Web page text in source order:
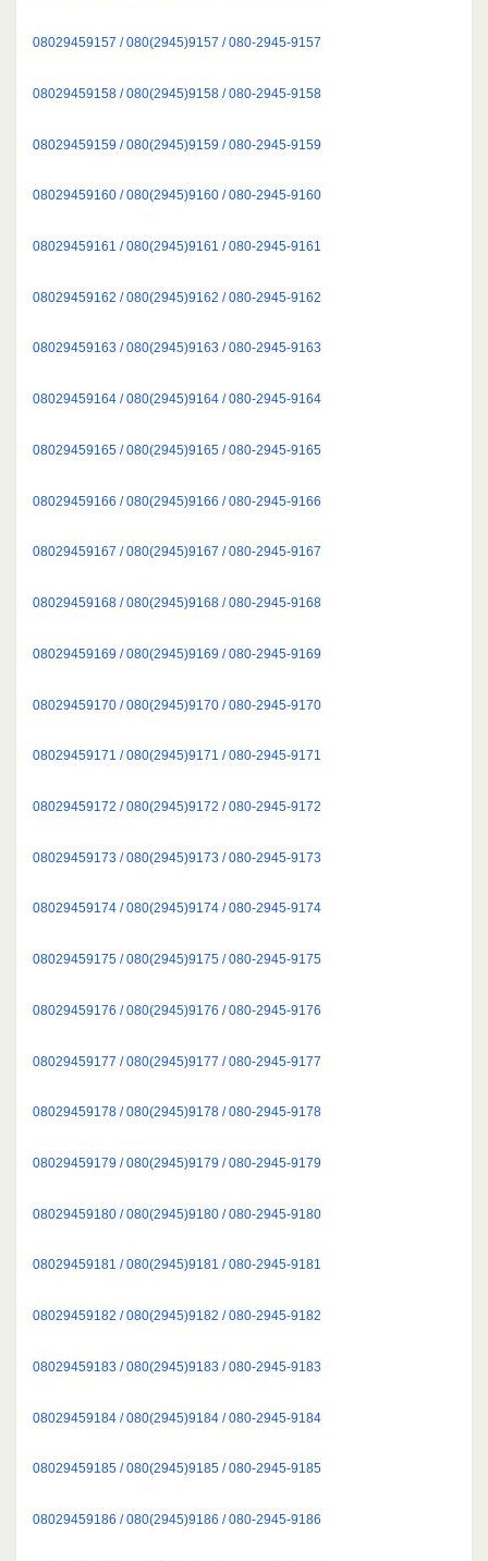
08029459157 / 080(2945)9157 / 080-2945-9157
08029459158 / 080(2945)9158 / 080-2945-9158
08029459159 / 080(2945)9159 / 080-2945-9159
08029459160 / 080(2945)9160 / 080-2945-9160
08029459161 / 080(2945)9161 / 080-2945-9161
08029459162 / 080(2945)9162 / 080-2945-9162
08029459163 / 080(2945)9163 / 080-2945-9163
08029459164 / 080(2945)9164 / 080-2945-9164
08029459165 / 080(2945)9165 / 080-2945-9165
08029459166 / 080(2945)9166 / 080-2945-9166
08029459167 / 080(2945)9167 / 080-2945-9167
08029459168 / 080(2945)9168 / 080-2945-9168
08029459169 / 080(2945)9169 / 080-2945-9169
08029459170 / 080(2945)9170 / 080-2945-9170
08029459171 / 080(2945)9171 / 080-2945-9171
08029459172 / 080(2945)9172 / 080-2945-9172
08029459173 / 080(2945)9173 / 080-2945-9173
08029459174 / 080(2945)9174 / 080-2945-9174
08029459175 / 080(2945)9175 / 080-2945-9175
08029459176 / 080(2945)9176 / 080-2945-9176
08029459177 / 080(2945)9177 / 080-2945-9177
08029459178 / 080(2945)9178 / 080-2945-9178
08029459179 / 080(2945)9179 / 080-2945-9179
08029459180 / 080(2945)9180 / 080-2945-9180
08029459181 / 080(2945)9181 / 080-2945-9181
08029459182 / 080(2945)9182 / 080-2945-9182
08029459183 / 080(2945)9183 / 080-2945-9183
08029459184 / 080(2945)9184 / 080-2945-9184
08029459185 / 080(2945)9185 / 080-2945-9185
08029459186 / 080(2945)9186 / 080-2945-9186